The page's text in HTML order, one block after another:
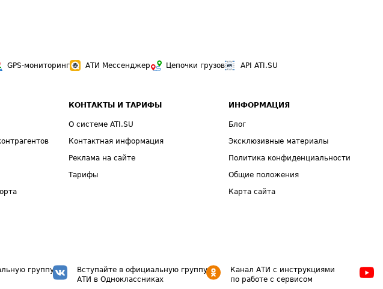
GPS-мониторинг АТИ Мессенджер Цепочки грузов API ATI.SU
КОНТАКТЫ И ТАРИФЫ
О системе ATI.SU
Контактная информация
Реклама на сайте
Тарифы
ИНФОРМАЦИЯ
Блог
Эксклюзивные материалы
Политика конфиденциальности
Общие положения
Карта сайта
группу
Вступайте в официальную группу
АТИ в Одноклассниках
Канал АТИ с инструкциями
по работе с сервисом